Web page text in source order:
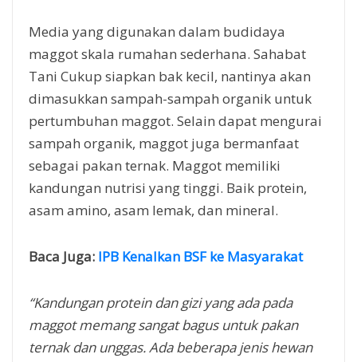
Media yang digunakan dalam budidaya
maggot skala rumahan sederhana. Sahabat
Tani Cukup siapkan bak kecil, nantinya akan
dimasukkan sampah-sampah organik untuk
pertumbuhan maggot. Selain dapat mengurai
sampah organik, maggot juga bermanfaat
sebagai pakan ternak. Maggot memiliki
kandungan nutrisi yang tinggi. Baik protein,
asam amino, asam lemak, dan mineral.
Baca Juga: IPB Kenalkan BSF ke Masyarakat
“Kandungan protein dan gizi yang ada pada
maggot memang sangat bagus untuk pakan
ternak dan unggas. Ada beberapa jenis hewan